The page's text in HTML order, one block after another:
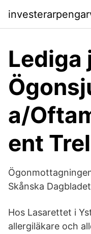
Lediga
a/
ent
Skånska Dagbladet
Hos Lasarettet i
allergiläkare och